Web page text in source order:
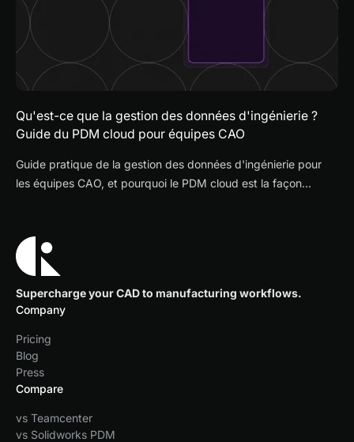
Qu'est-ce que la gestion des données d'ingénierie ?
Guide du PDM cloud pour équipes CAO
Guide pratique de la gestion des données d'ingénierie pour
les équipes CAO, et pourquoi le PDM cloud est la façon
Supercharge your CAD to manufacturing workflows.
Company
Pricing
Blog
Press
Compare
vs Teamcenter
vs Solidworks PDM